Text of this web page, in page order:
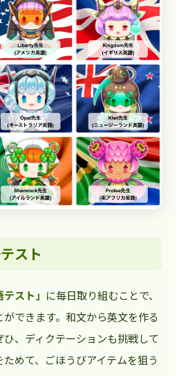
スト
スト」 に毎日取り組むことで、
できます。和文から英文を作る
、ディクテーションも挑戦して
めて、ごほうびアイテムを狙う